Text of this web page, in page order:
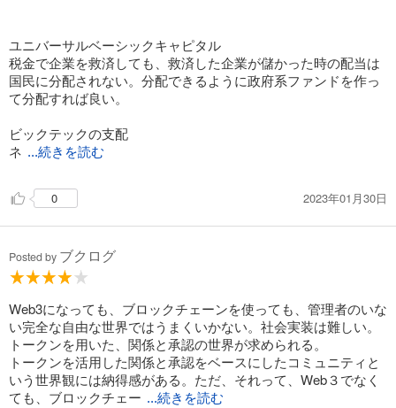
ユニバーサルベーシックキャピタル
税金で企業を救済しても、救済した企業が儲かった時の配当は
国民に分配されない。分配できるように政府系ファンドを作っ
て分配すれば良い。
ビックテックの支配
ネ ...続きを読む
0 2023年01月30日
Posted by ブクログ
Web3になっても、ブロックチェーンを使っても、管理者のいな
い完全な自由な世界ではうまくいかない。社会実装は難しい。
トークンを用いた、関係と承認の世界が求められる。
トークンを活用した関係と承認をベースにしたコミュニティと
いう世界観には納得感がある。ただ、それって、Web３でなく
ても、ブロックチェー ...続きを読む